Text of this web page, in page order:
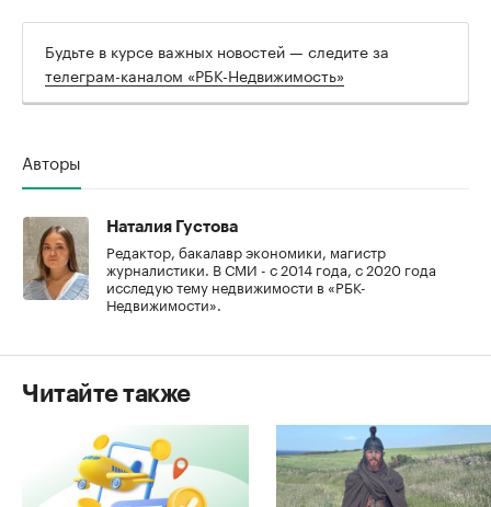
Будьте в курсе важных новостей — следите за
телеграм-каналом «РБК-Недвижимость»
Авторы
Наталия Густова
Редактор, бакалавр экономики, магистр
журналистики. В СМИ - с 2014 года, с 2020 года
исследую тему недвижимости в «РБК-
Недвижимости».
Читайте также